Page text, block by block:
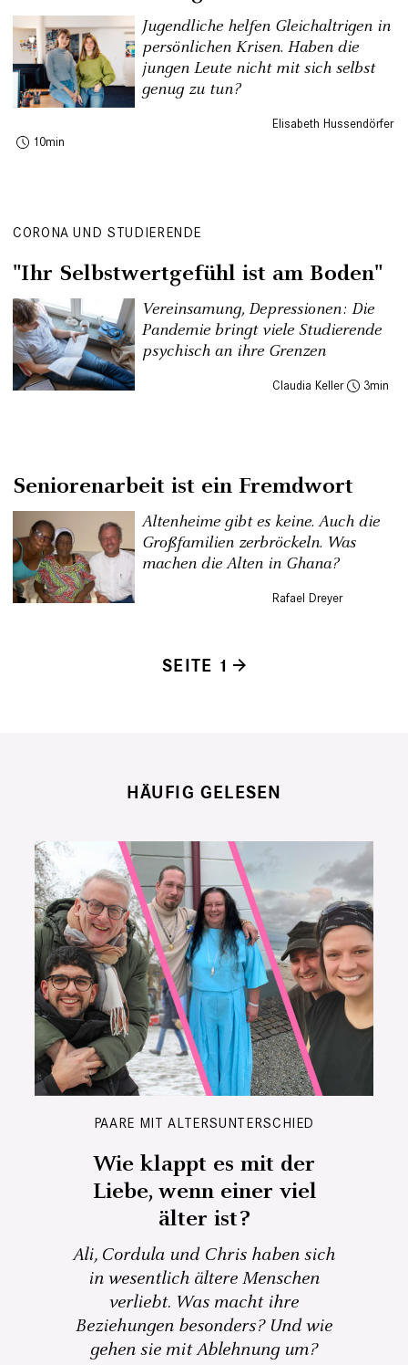
Jugendliche helfen Gleichaltrigen in
persönlichen Krisen. Haben die
jungen Leute nicht mit sich selbst
genug zu tun?
Elisabeth Hussendörfer
10
CORONA UND STUDIERENDE
"Ihr Selbstwertgefühl ist am Boden"
Vereinsamung, Depressionen: Die
Pandemie bringt viele Studierende
psychisch an ihre Grenzen
Claudia Keller 3
Seniorenarbeit ist ein Fremdwort
Altenheime gibt es keine. Auch die
Großfamilien zerbröckeln. Was
machen die Alten in Ghana?
Rafael Dreyer
SEITE 1
HÄUFIG GELESEN
PAARE MIT ALTERSUNTERSCHIED
Wie klappt es mit der
Liebe, wenn einer viel
älter ist?
Ali, Cordula und Chris haben sich
in wesentlich ältere Menschen
verliebt. Was macht ihre
Beziehungen besonders? Und wie
gehen sie mit Ablehnung um?